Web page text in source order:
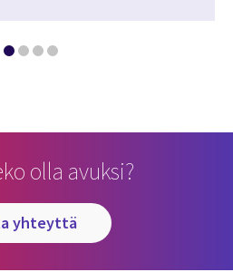
olla avuksi?
yhteyttä